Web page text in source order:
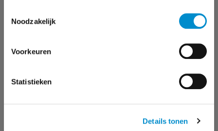
Noodzakelijk
Voorkeuren
Statistieken
Details tonen
Credits tv-commercial: Roorda Reclamebureau